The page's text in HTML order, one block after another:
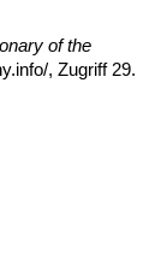
of the
, Zugriff 29.